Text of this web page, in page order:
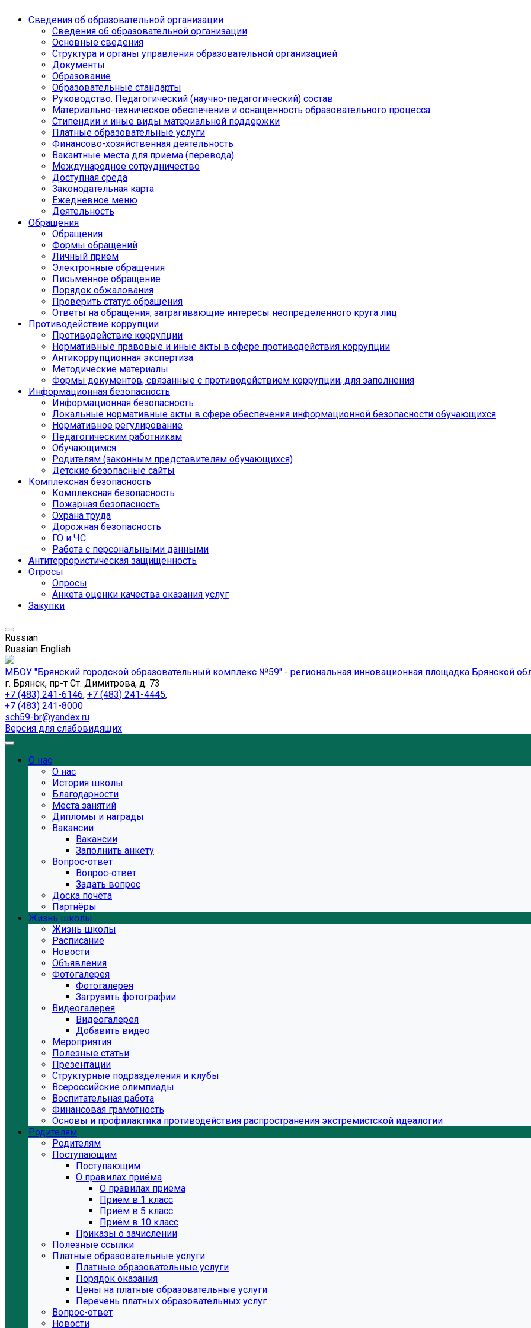
Сведения об образовательной организации
Сведения об образовательной организации
Основные сведения
Структура и органы управления образовательной организацией
Документы
Образование
Образовательные стандарты
Руководство. Педагогический (научно-педагогический) состав
Материально-техническое обеспечение и оснащенность образовательного процесса
Стипендии и иные виды материальной поддержки
Платные образовательные услуги
Финансово-хозяйственная деятельность
Вакантные места для приема (перевода)
Международное сотрудничество
Доступная среда
Законодательная карта
Ежедневное меню
Деятельность
Обращения
Обращения
Формы обращений
Личный прием
Электронные обращения
Письменное обращение
Порядок обжалования
Проверить статус обращения
Ответы на обращения, затрагивающие интересы неопределенного круга лиц
Противодействие коррупции
Противодействие коррупции
Нормативные правовые и иные акты в сфере противодействия коррупции
Антикоррупционная экспертиза
Методические материалы
Формы документов, связанные с противодействием коррупции, для заполнения
Информационная безопасность
Информационная безопасность
Локальные нормативные акты в сфере обеспечения информационной безопасности обучающихся
Нормативное регулирование
Педагогическим работникам
Обучающимся
Родителям (законным представителям обучающихся)
Детские безопасные сайты
Комплексная безопасность
Комплексная безопасность
Пожарная безопасность
Охрана труда
Дорожная безопасность
ГО и ЧС
Работа с персональными данными
Антитеррористическая защищенность
Опросы
Опросы
Анкета оценки качества оказания услуг
Закупки
Russian
Russian English
МБОУ "Брянский городской образовательный комплекс №59" - региональная инновационная площадка Брянской
г. Брянск, пр-т Ст. Димитрова, д. 73
+7 (483) 241-6146, +7 (483) 241-4445,
+7 (483) 241-8000
sch59-br@yandex.ru
Версия для слабовидящих
О нас
О нас
История школы
Благодарности
Места занятий
Дипломы и награды
Вакансии
Вакансии
Заполнить анкету
Вопрос-ответ
Вопрос-ответ
Задать вопрос
Доска почёта
Партнёры
Жизнь школы
Жизнь школы
Расписание
Новости
Объявления
Фотогалерея
Фотогалерея
Загрузить фотографии
Видеогалерея
Видеогалерея
Добавить видео
Мероприятия
Полезные статьи
Презентации
Структурные подразделения и клубы
Всероссийские олимпиады
Воспитательная работа
Финансовая грамотность
Основы и профилактика противодействия распространения экстремистской идеалогии
Родителям
Родителям
Поступающим
Поступающим
О правилах приёма
О правилах приёма
Приём в 1 класс
Приём в 5 класс
Приём в 10 класс
Приказы о зачислении
Полезные ссылки
Платные образовательные услуги
Платные образовательные услуги
Порядок оказания
Цены на платные образовательные услуги
Перечень платных образовательных услуг
Вопрос-ответ
Новости